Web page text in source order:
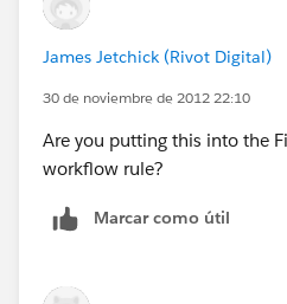
James Jetchick (Rivot Digital)
30 de noviembre de 2012 22:10
Are you putting this into the
workflow rule?
Marcar como útil